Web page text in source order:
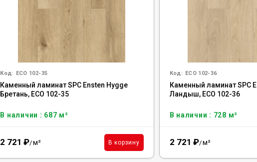
Код: ECO 102-35
Каменный ламинат SPC Ensten Hygge
Бретань, ECO 102-35
В наличии : 687 м²
2 721 ₽/м² В корзину
Код: ECO 102-36
Каменный ламинат SPC
Ландыш, ECO 102-36
В наличии : 728 м²
2 721 ₽/м²